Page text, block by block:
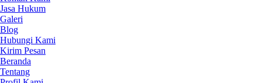
Jasa Hukum
Galeri
Blog
Hubungi Kami
Kirim Pesan
Beranda
Tentang